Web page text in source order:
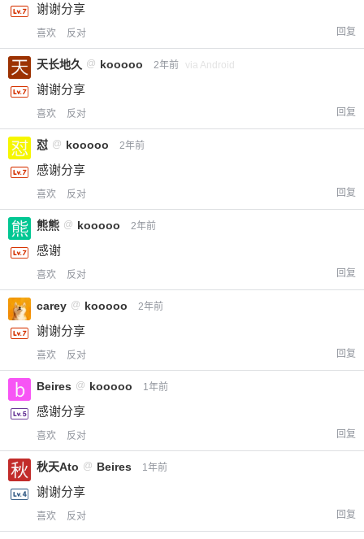
谢谢分享
喜欢 反对 回复
天长地久 @ kooooo 2年前 via Android
谢谢分享
喜欢 反对 回复
怼 @ kooooo 2年前
感谢分享
喜欢 反对 回复
熊熊 @ kooooo 2年前
感谢
喜欢 反对 回复
carey @ kooooo 2年前
谢谢分享
喜欢 反对 回复
Beires @ kooooo 1年前
感谢分享
喜欢 反对 回复
秋天Ato @ Beires 1年前
谢谢分享
喜欢 反对 回复